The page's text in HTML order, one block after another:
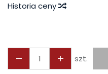
Historia ceny
szt.